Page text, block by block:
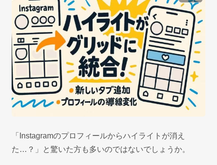
「Instagramのプロフィールからハイライトが消え
た…？」と驚いた方も多いのではないでしょうか。